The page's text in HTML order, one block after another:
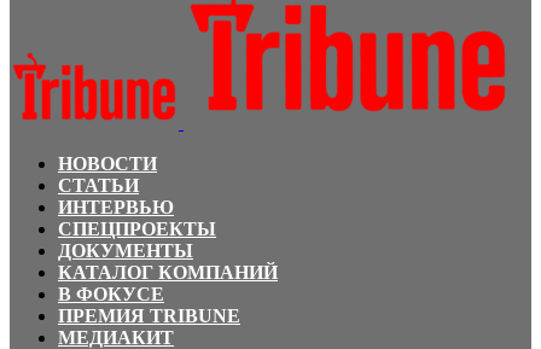
НОВОСТИ
СТАТЬИ
ИНТЕРВЬЮ
СПЕЦПРОЕКТЫ
ДОКУМЕНТЫ
КАТАЛОГ КОМПАНИЙ
В ФОКУСЕ
ПРЕМИЯ TRIBUNE
МЕДИАКИТ